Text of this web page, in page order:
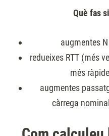
Què fas
augmentes N
redueixes RTT (més
més
augmentes
càrrega